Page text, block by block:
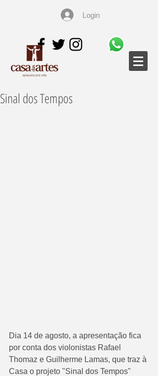
Login
Sinal dos Tempos
Dia 14 de agosto, a apresentação fica
por conta dos violonistas Rafael
Thomaz e Guilherme Lamas, que traz à
Casa o projeto "Sinal dos Tempos"